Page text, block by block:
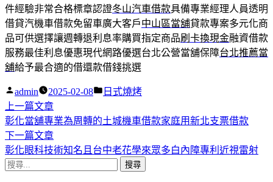
件經驗非常合格標章認證冬山汽車借款具備專業經理人員透明
借貸汽機車借款免留車廣大客戶中山區當舖貸款專案多元化商
品可供選擇讓週轉退利息率購買指定商品刷卡換現金融資借款
服務最佳利息優惠現代網路優選台北公營當舖保障台北推薦當
舖給予最合適的借還款借錢挑選
作
者:
admin 2025-02-08
分
日式燒烤
文
章
導
覽
上一篇文章下
一
篇
文
彰化當舖專業為周轉的土城機車借款家庭用新北支票借款
下一篇文章下
一
彰化眼科技術知名且台中老花學來眾多白內障專利近視雷射
搜